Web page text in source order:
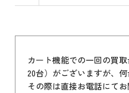
カート機能での一回の買
20台）がございますが、
その際は直接お電話にてお